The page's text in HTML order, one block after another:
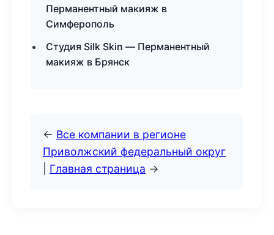
Перманентный макияж в
Симферополь
Студия Silk Skin — Перманентный
макияж в Брянск
← Все компании в регионе
Приволжский федеральный округ
Главная страница →